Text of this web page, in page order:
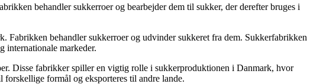
behandler sukkerroer og bearbejder dem til sukker, der derefter bruges i
behandler sukkerroer og udvinder sukkeret fra dem. Sukkerfabrikken
internationale markeder.
Disse fabrikker spiller en vigtig rolle i sukkerproduktionen i Danmark, hvor
formål og eksporteres til andre lande.